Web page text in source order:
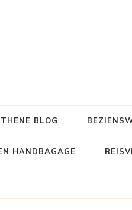
BLOG
HANDBAGAGE